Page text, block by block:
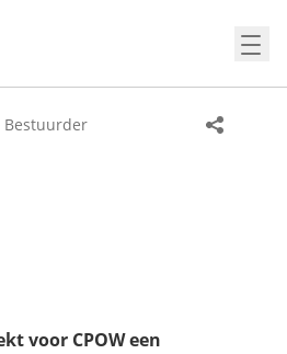
Bestuurder
voor CPOW een